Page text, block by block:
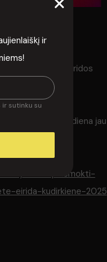
vyko poetės Eiridos
santykius.
Nors Valentino diena jau
myleti-kaip-ismokti-
eirida-kudirkiene-2025
ir
sutinku su